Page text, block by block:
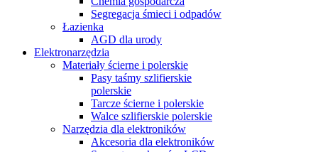
Segregacja śmieci i odpadów
Łazienka
AGD dla urody
Elektronarzędzia
Materiały ścierne i polerskie
Pasy taśmy szlifierskie
polerskie
Tarcze ścierne i polerskie
Walce szlifierskie polerskie
Narzędzia dla elektroników
Akcesoria dla elektroników